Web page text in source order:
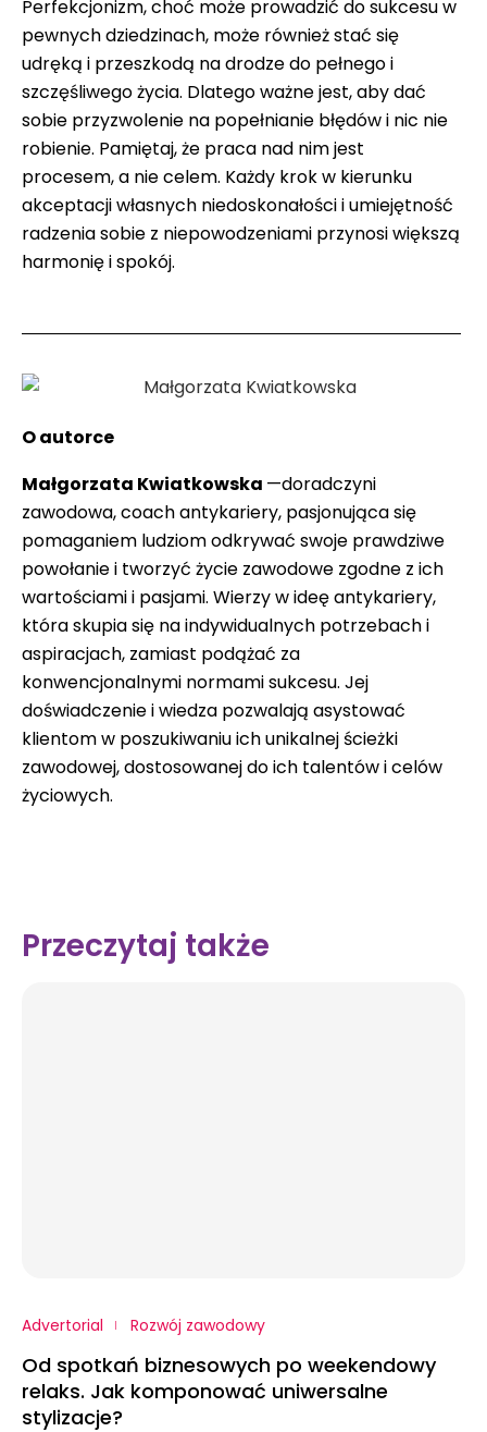
Perfekcjonizm, choć może prowadzić do sukcesu w
pewnych dziedzinach, może również stać się
udręką i przeszkodą na drodze do pełnego i
szczęśliwego życia. Dlatego ważne jest, aby dać
sobie przyzwolenie na popełnianie błędów i nic nie
robienie. Pamiętaj, że praca nad nim jest
procesem, a nie celem. Każdy krok w kierunku
akceptacji własnych niedoskonałości i umiejętność
radzenia sobie z niepowodzeniami przynosi większą
harmonię i spokój.
O autorce
Małgorzata Kwiatkowska —doradczyni
zawodowa, coach antykariery, pasjonująca się
pomaganiem ludziom odkrywać swoje prawdziwe
powołanie i tworzyć życie zawodowe zgodne z ich
wartościami i pasjami. Wierzy w ideę antykariery,
która skupia się na indywidualnych potrzebach i
aspiracjach, zamiast podążać za
konwencjonalnymi normami sukcesu. Jej
doświadczenie i wiedza pozwalają asystować
klientom w poszukiwaniu ich unikalnej ścieżki
zawodowej, dostosowanej do ich talentów i celów
życiowych.
Przeczytaj także
Advertorial Rozwój zawodowy
Od spotkań biznesowych po weekendowy
relaks. Jak komponować uniwersalne
stylizacje?